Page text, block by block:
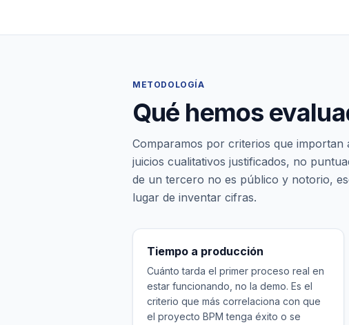
METODOLOGÍA
Qué hemos
Comparamos por criterios que
juicios cualitativos justificados, no
de un tercero no es público y notorio,
lugar de inventar cifras.
Tiempo a producción
Cuánto tarda el primer proceso real en
estar funcionando, no la demo. Es el
criterio que más correlaciona con que
el proyecto BPM tenga éxito o se